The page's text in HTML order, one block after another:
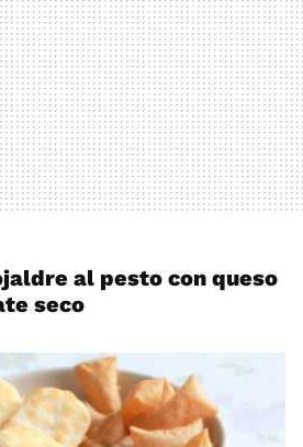
al pesto con queso
seco